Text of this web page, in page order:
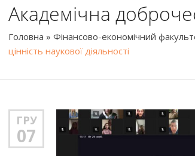
Академічна
Головна » Фінансово-економічний
цінність наукової діяльності
ГРУ
07